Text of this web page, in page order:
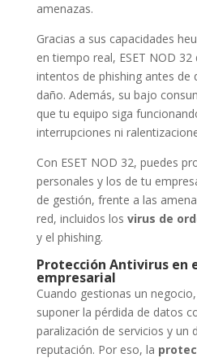
amenazas.
Gracias a sus capacidades
en tiempo real, ESET NOD
intentos de phishing antes de
daño. Además, su bajo
que tu equipo siga
interrupciones ni
Con ESET NOD 32, puedes
personales y los de tu
de gestión, frente a las
red, incluidos los virus de
y el phishing.
Protección Antivirus en
empresarial
Cuando gestionas un
suponer la pérdida de datos
paralización de servicios y un
reputación. Por eso, la